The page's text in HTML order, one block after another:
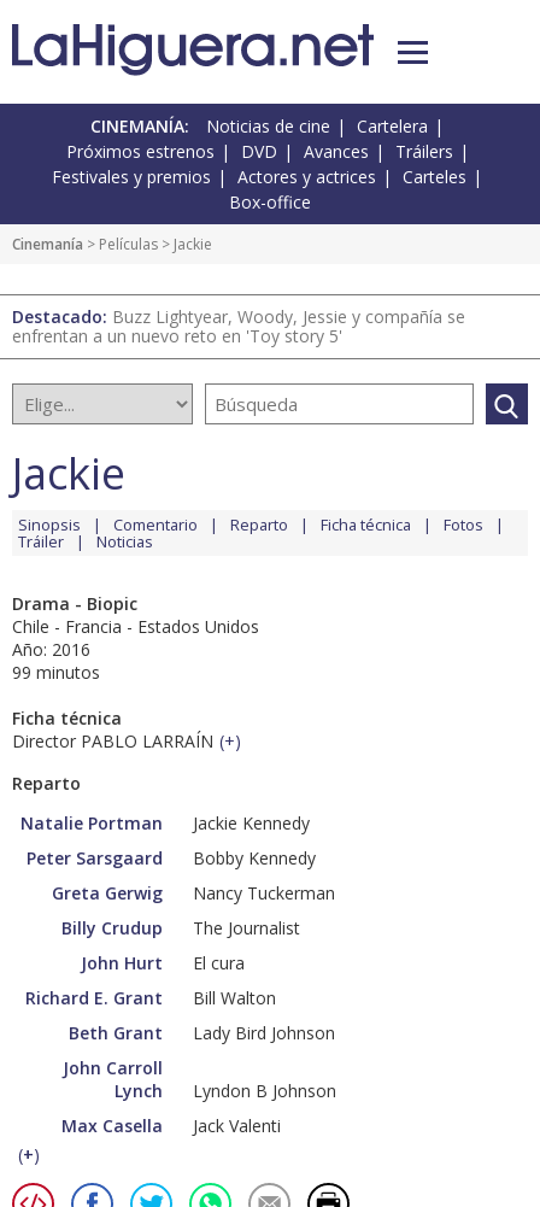
CINEMANÍA: Noticias de cine
Cartelera
Próximos estrenos
DVD Avances
Tráilers
Festivales y premios
Actores y actrices
Carteles
Box-office
Cinemanía > Películas > Jackie
Destacado: Buzz Lightyear, Woody, Jessie y compañía se
enfrentan a un nuevo reto en 'Toy story 5'
Jackie
Sinopsis Comentario Reparto Ficha técnica Fotos
Tráiler Noticias
Drama - Biopic
Chile - Francia - Estados Unidos
Año: 2016
99 minutos
Ficha técnica
Director PABLO LARRAÍN (+)
Reparto
Natalie Portman
Jackie Kennedy
Peter Sarsgaard
Bobby Kennedy
Greta Gerwig
Nancy Tuckerman
Billy Crudup
The Journalist
John Hurt
El cura
Richard E. Grant
Bill Walton
Beth Grant
Lady Bird Johnson
John Carroll
Lynch
Lyndon B Johnson
Max Casella
Jack Valenti
(+)